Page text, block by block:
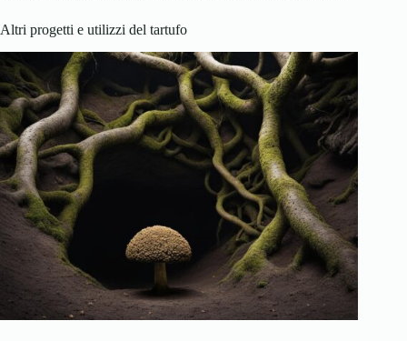
Altri progetti e utilizzi del tartufo